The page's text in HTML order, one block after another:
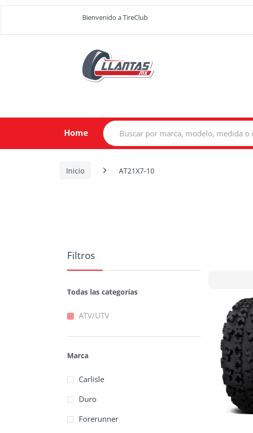
Bienvenido a TireClub
Home
Search
for:
Inicio AT21X7-10
Filtros
Todas las categorías
ATV/UTV
Marca
Carlisle
Duro
Forerunner